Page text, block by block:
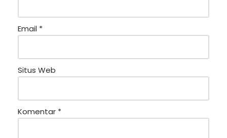
Email *
Situs Web
Komentar *